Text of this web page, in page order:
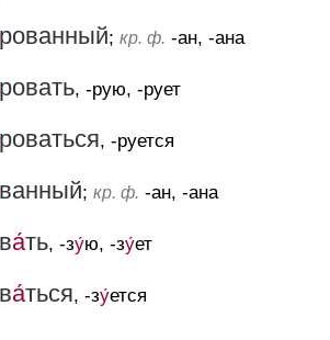
рованный; кр. ф. -ан, -ана
ровать, -рую, -рует
роваться, -руется
ванный; кр. ф. -ан, -ана
а́ть, -зу́ю, -зу́ет
а́ться, -зу́ется